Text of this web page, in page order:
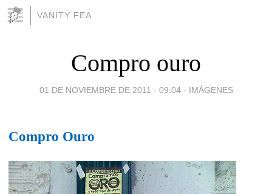
VANITY FEA
Compro ouro
01 DE NOVIEMBRE DE 2011 - 09:04 - IMÁGENES
Compro Ouro